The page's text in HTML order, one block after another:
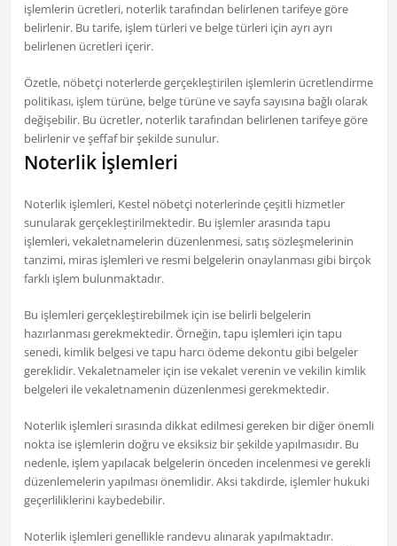
işlemlerin ücretleri, noterlik tarafından belirlenen tarifeye göre
belirlenir. Bu tarife, işlem türleri ve belge türleri için ayrı ayrı
belirlenen ücretleri içerir.
Özetle, nöbetçi noterlerde gerçekleştirilen işlemlerin ücretlendirme
politikası, işlem türüne, belge türüne ve sayfa sayısına bağlı olarak
değişebilir. Bu ücretler, noterlik tarafından belirlenen tarifeye göre
belirlenir ve şeffaf bir şekilde sunulur.
Noterlik İşlemleri
Noterlik işlemleri, Kestel nöbetçi noterlerinde çeşitli hizmetler
sunularak gerçekleştirilmektedir. Bu işlemler arasında tapu
işlemleri, vekaletnamelerin düzenlenmesi, satış sözleşmelerinin
tanzimi, miras işlemleri ve resmi belgelerin onaylanması gibi birçok
farklı işlem bulunmaktadır.
Bu işlemleri gerçekleştirebilmek için ise belirli belgelerin
hazırlanması gerekmektedir. Örneğin, tapu işlemleri için tapu
senedi, kimlik belgesi ve tapu harcı ödeme dekontu gibi belgeler
gereklidir. Vekaletnameler için ise vekalet verenin ve vekilin kimlik
belgeleri ile vekaletnamenin düzenlenmesi gerekmektedir.
Noterlik işlemleri sırasında dikkat edilmesi gereken bir diğer önemli
nokta ise işlemlerin doğru ve eksiksiz bir şekilde yapılmasıdır. Bu
nedenle, işlem yapılacak belgelerin önceden incelenmesi ve gerekli
düzenlemelerin yapılması önemlidir. Aksi takdirde, işlemler hukuki
geçerliliklerini kaybedebilir.
Noterlik işlemleri genellikle randevu alınarak yapılmaktadır.